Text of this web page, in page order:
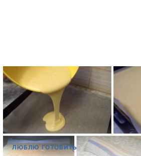
ЛЮБЛЮ ГОТОВИТЬ